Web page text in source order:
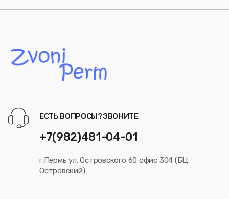
ЕСТЬ ВОПРОСЫ? ЗВОНИТЕ
+7(982)481-04-01
г.Пермь ул. Островского 60 офис 304 (БЦ
Островский)